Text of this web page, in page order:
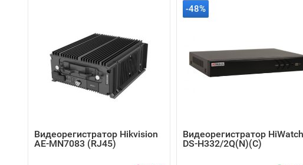
Видеорегистратор Hikvision
AE-MN7083 (RJ45)
-48%
Видеорегистратор HiWatch
DS-H332/2Q(N)(C)